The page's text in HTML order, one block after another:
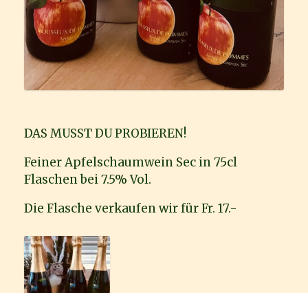
DAS MUSST DU PROBIEREN!
Feiner Apfelschaumwein Sec in 75cl
Flaschen bei 7.5% Vol.
Die Flasche verkaufen wir für Fr. 17.-